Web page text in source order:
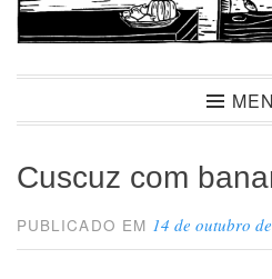
Papacapim
Cuscuz com
PUBLICADO EM 14 de outubro